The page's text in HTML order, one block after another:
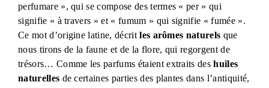
perfumare », qui se compose des termes « per » qui
signifie « à travers » et « fumum » qui signifie « fumée ».
Ce mot d’origine latine, décritles arômes naturels que
nous tirons de la faune et de la flore, qui regorgent de
trésors… Comme les parfums étaient extraits deshuiles
naturelles de certaines parties des plantes dans l’antiquité,